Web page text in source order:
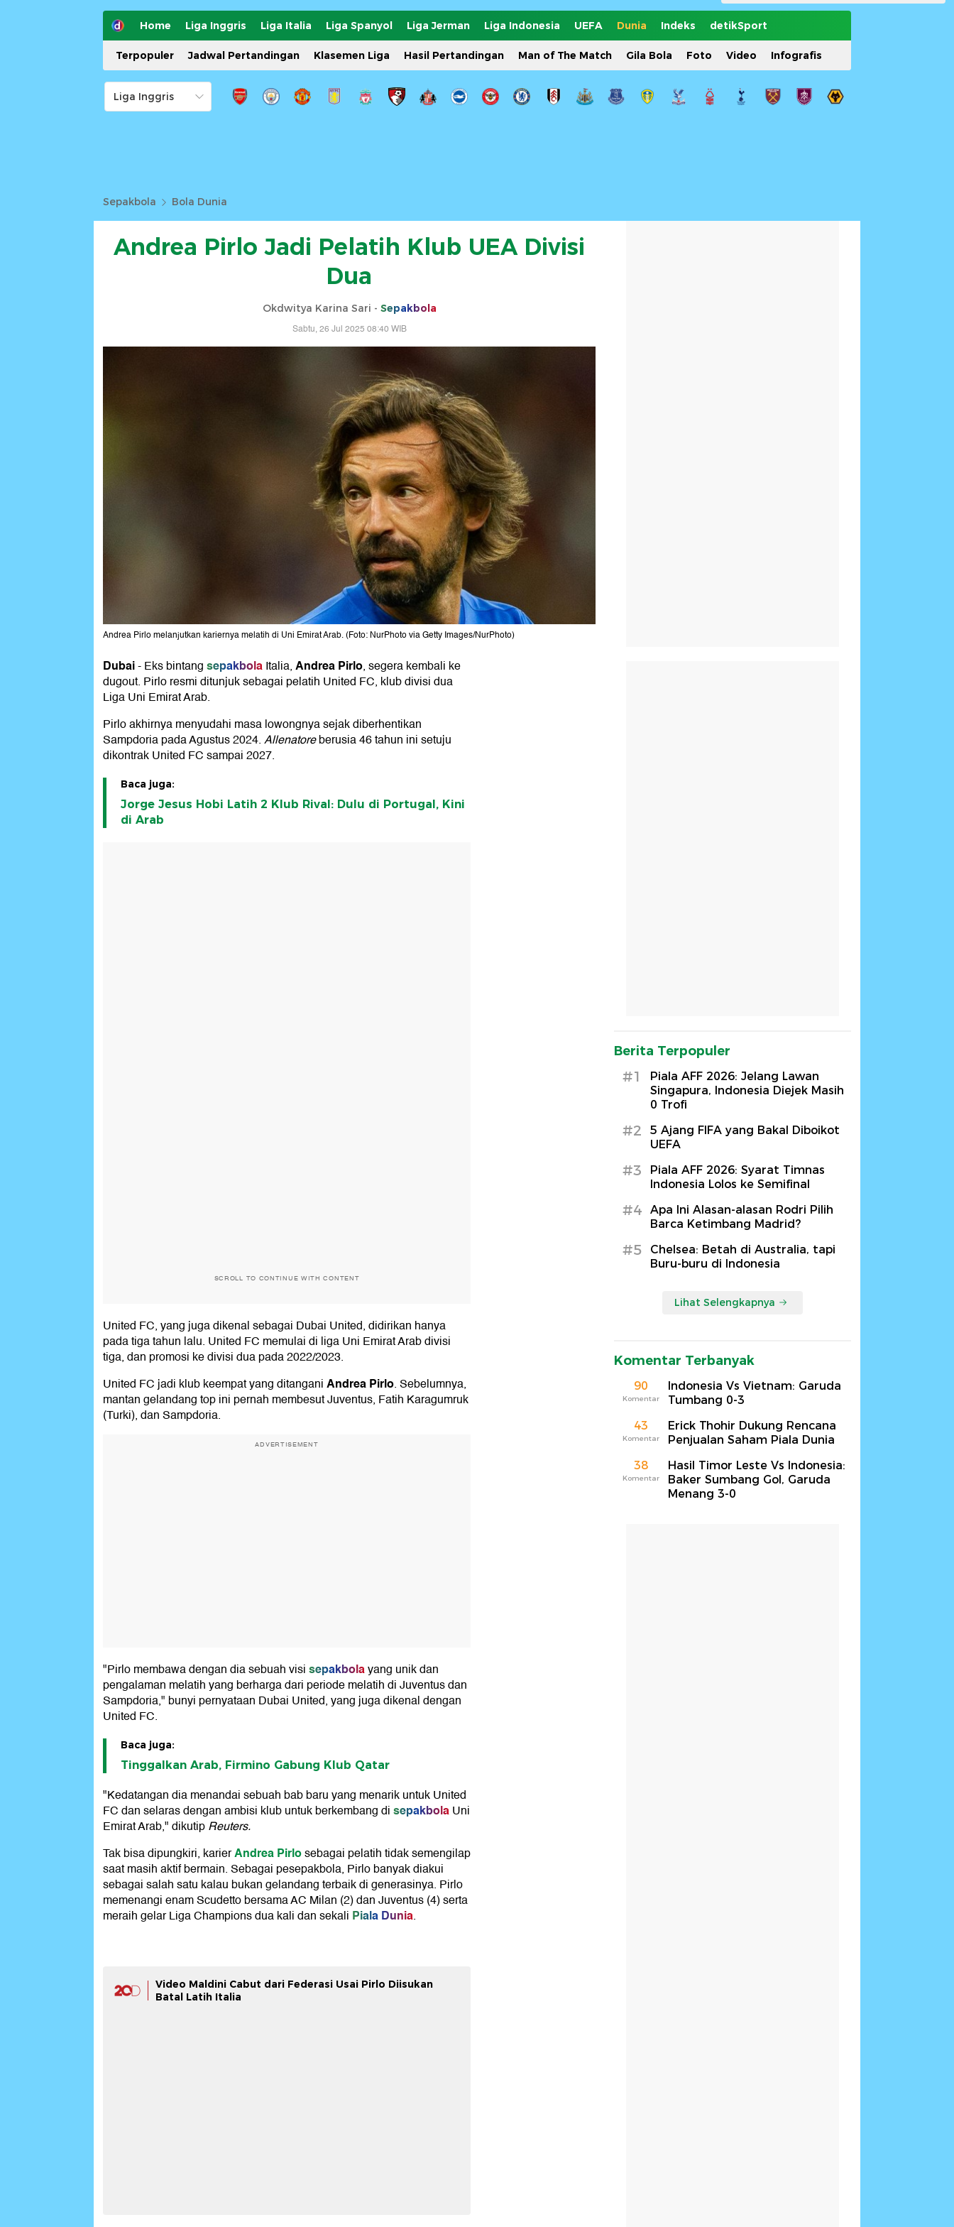
Home Liga Inggris Liga Italia Liga Spanyol Liga Jerman Liga Indonesia UEFA Dunia Indeks detikSport
Terpopuler Jadwal Pertandingan Klasemen Liga Hasil Pertandingan Man of The Match Gila Bola Foto Video Infografis
Sepakbola Bola Dunia
Andrea Pirlo Jadi Pelatih Klub UEA Divisi
Dua
Okdwitya Karina Sari - Sepakbola
Sabtu, 26 Jul 2025 08:40 WIB
Andrea Pirlo melanjutkan kariernya melatih di Uni Emirat Arab. (Foto: NurPhoto via Getty Images/NurPhoto)
Dubai-Eks bintangsepakbolaItalia,Andrea Pirlo, segera kembali ke
dugout. Pirlo resmi ditunjuk sebagai pelatih United FC, klub divisi dua
Liga Uni Emirat Arab.
Pirlo akhirnya menyudahi masa lowongnya sejak diberhentikan
Sampdoria pada Agustus 2024.Allenatoreberusia 46 tahun ini setuju
dikontrak United FC sampai 2027.
Baca juga:
Jorge Jesus Hobi Latih 2 Klub Rival: Dulu di Portugal, Kini
di Arab
SCROLL TO CONTINUE WITH CONTENT
United FC, yang juga dikenal sebagai Dubai United, didirikan hanya
pada tiga tahun lalu. United FC memulai di liga Uni Emirat Arab divisi
tiga, dan promosi ke divisi dua pada 2022/2023.
United FC jadi klub keempat yang ditanganiAndrea Pirlo. Sebelumnya,
mantan gelandang top ini pernah membesut Juventus, Fatih Karagumruk
(Turki), dan Sampdoria.
ADVERTISEMENT
"Pirlo membawa dengan dia sebuah visisepakbolayang unik dan
pengalaman melatih yang berharga dari periode melatih di Juventus dan
Sampdoria," bunyi pernyataan Dubai United, yang juga dikenal dengan
United FC.
Baca juga:
Tinggalkan Arab, Firmino Gabung Klub Qatar
"Kedatangan dia menandai sebuah bab baru yang menarik untuk United
FC dan selaras dengan ambisi klub untuk berkembang disepakbolaUni
Emirat Arab," dikutipReuters.
Tak bisa dipungkiri, karierAndrea Pirlosebagai pelatih tidak semengilap
saat masih aktif bermain. Sebagai pesepakbola, Pirlo banyak diakui
sebagai salah satu kalau bukan gelandang terbaik di generasinya. Pirlo
memenangi enam Scudetto bersama AC Milan (2) dan Juventus (4) serta
meraih gelar Liga Champions dua kali dan sekali Piala Dunia.
Video Maldini Cabut dari Federasi Usai Pirlo Diisukan
Batal Latih Italia
Berita Terpopuler
#1
Piala AFF 2026: Jelang Lawan
Singapura, Indonesia Diejek Masih
0 Trofi
#2
5 Ajang FIFA yang Bakal Diboikot
UEFA
#3
Piala AFF 2026: Syarat Timnas
Indonesia Lolos ke Semifinal
#4
Apa Ini Alasan-alasan Rodri Pilih
Barca Ketimbang Madrid?
#5
Chelsea: Betah di Australia, tapi
Buru-buru di Indonesia
Lihat Selengkapnya
Komentar Terbanyak
90
Komentar
Indonesia Vs Vietnam: Garuda
Tumbang 0-3
43
Komentar
Erick Thohir Dukung Rencana
Penjualan Saham Piala Dunia
38
Komentar
Hasil Timor Leste Vs Indonesia:
Baker Sumbang Gol, Garuda
Menang 3-0